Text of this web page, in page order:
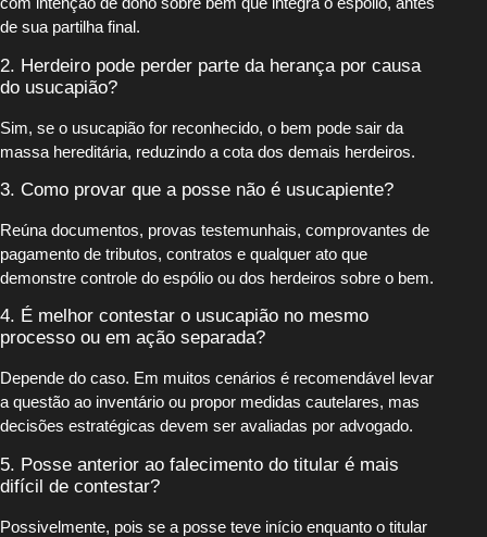
de sua partilha final.
2. Herdeiro pode perder parte da herança por causa
do usucapião?
Sim, se o usucapião for reconhecido, o bem pode sair da
massa hereditária, reduzindo a cota dos demais herdeiros.
3. Como provar que a posse não é usucapiente?
Reúna documentos, provas testemunhais, comprovantes de
pagamento de tributos, contratos e qualquer ato que
demonstre controle do espólio ou dos herdeiros sobre o bem.
4. É melhor contestar o usucapião no mesmo
processo ou em ação separada?
Depende do caso. Em muitos cenários é recomendável levar
a questão ao inventário ou propor medidas cautelares, mas
decisões estratégicas devem ser avaliadas por advogado.
5. Posse anterior ao falecimento do titular é mais
difícil de contestar?
Possivelmente, pois se a posse teve início enquanto o titular